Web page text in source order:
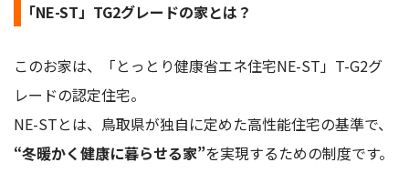
「NE-ST」TG2グレードの家とは？
このお家は、「とっとり健康省エネ住宅NE-ST」T-G2グ
レードの認定住宅。
NE-STとは、鳥取県が独自に定めた高性能住宅の基準で、
“冬暖かく健康に暮らせる家”を実現するための制度です。